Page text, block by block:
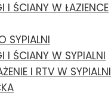
I ŚCIANY W ŁAZIENCE
SYPIALNI
I ŚCIANY W SYPIALNI
I RTV W SYPIALNI